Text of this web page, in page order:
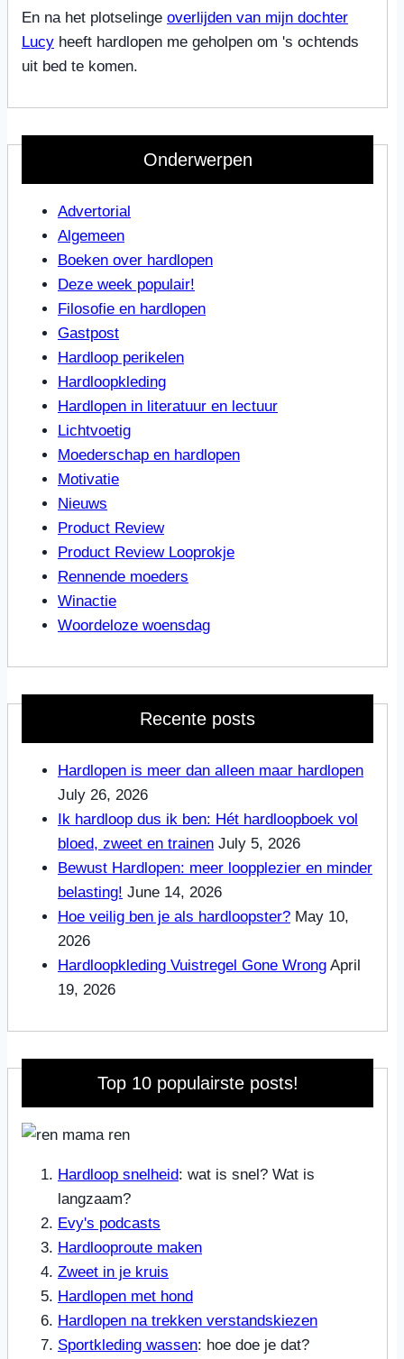
En na het plotselinge overlijden van mijn dochter
Lucy heeft hardlopen me geholpen om 's ochtends
uit bed te komen.
Onderwerpen
Advertorial
Algemeen
Boeken over hardlopen
Deze week populair!
Filosofie en hardlopen
Gastpost
Hardloop perikelen
Hardloopkleding
Hardlopen in literatuur en lectuur
Lichtvoetig
Moederschap en hardlopen
Motivatie
Nieuws
Product Review
Product Review Looprokje
Rennende moeders
Winactie
Woordeloze woensdag
Recente posts
Hardlopen is meer dan alleen maar hardlopen
July 26, 2026
Ik hardloop dus ik ben: Hét hardloopboek vol
bloed, zweet en trainen July 5, 2026
Bewust Hardlopen: meer loopplezier en minder
belasting! June 14, 2026
Hoe veilig ben je als hardloopster? May 10,
2026
Hardloopkleding Vuistregel Gone Wrong April
19, 2026
Top 10 populairste posts!
Hardloop snelheid: wat is snel? Wat is
langzaam?
Evy's podcasts
Hardlooproute maken
Zweet in je kruis
Hardlopen met hond
Hardlopen na trekken verstandskiezen
Sportkleding wassen: hoe doe je dat?